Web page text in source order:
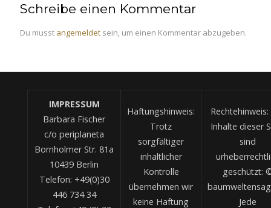
Schreibe einen Kommentar
Du musst angemeldet sein, um einen Kommentar abzugeben.
IMPRESSUM
Barbara Fischer
c/o periplaneta
Bornholmer Str. 81a
10439 Berlin
Telefon: +49(0)30
446 734 34
Haftungshinweis:
Trotz
sorgfältiger
inhaltlicher
Kontrolle
übernehmen wir
keine Haftung
Rechtehinweis:
Inhalte dieser
sind
geschützt:
Jede